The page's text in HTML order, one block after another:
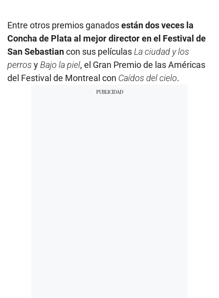
Entre otros premios ganadosestán dos veces la
Concha de Plata al mejor director en el Festival de
San Sebastiancon sus películas La ciudad y los
perros y Bajo la piel, el Gran Premio de las Américas
del Festival de Montreal con Caídos del cielo.